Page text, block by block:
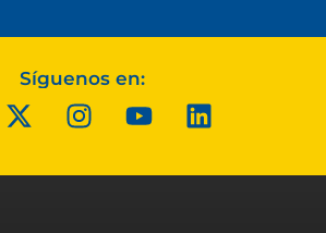
Síguenos en: